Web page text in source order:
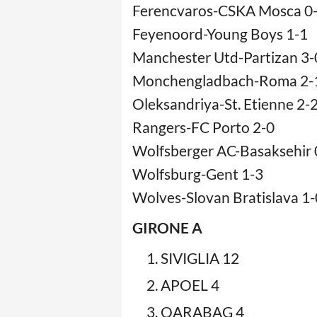
Ferencvaros-CSKA Mosca
Feyenoord-Young Boys 1-1
Manchester Utd-Partizan
Monchengladbach-Roma 2-
Oleksandriya-St. Etienne 2-2
Rangers-FC Porto 2-0
Wolfsberger AC-Basaksehir
Wolfsburg-Gent 1-3
Wolves-Slovan Bratislava
GIRONE A
SIVIGLIA 12
APOEL 4
QARABAG 4